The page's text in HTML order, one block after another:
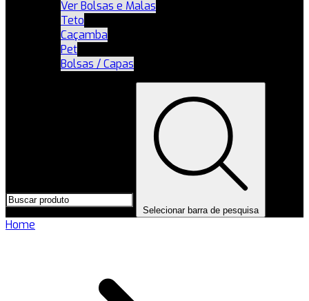
Ver Bolsas e Malas
Teto
Caçamba
Pet
Bolsas / Capas
Selecionar barra de pesquisa
Home